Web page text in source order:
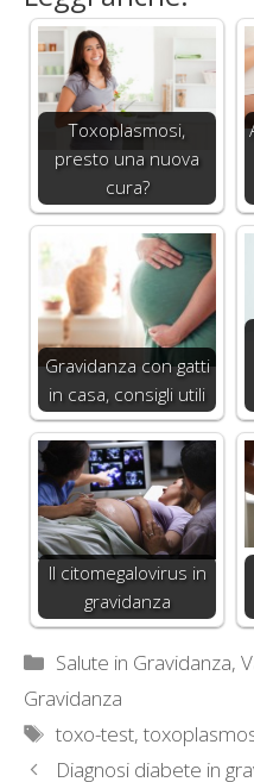
Toxoplasmosi,
presto una nuova
cura?
Gravidanza con gatti
in casa, consigli utili
Il citomegalovirus in
gravidanza
Categorie
Salute in Gravidanza,
Gravidanza
Tag
toxo-test,
Diagnosi diabete in